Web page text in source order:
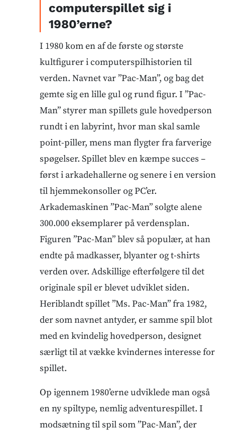
computerspillet sig i
1980’erne?
I 1980 kom en af de første og største
kultfigurer i computerspilhistorien til
verden. Navnet var ”Pac-Man”, og bag det
gemte sig en lille gul og rund figur. I ”Pac-
Man” styrer man spillets gule hovedperson
rundt i en labyrint, hvor man skal samle
point-piller, mens man flygter fra farverige
spøgelser. Spillet blev en kæmpe succes –
først i arkadehallerne og senere i en version
til hjemmekonsoller og PC’er.
Arkademaskinen ”Pac-Man” solgte alene
300.000 eksemplarer på verdensplan.
Figuren ”Pac-Man” blev så populær, at han
endte på madkasser, blyanter og t-shirts
verden over. Adskillige efterfølgere til det
originale spil er blevet udviklet siden.
Heriblandt spillet ”Ms. Pac-Man” fra 1982,
der som navnet antyder, er samme spil blot
med en kvindelig hovedperson, designet
særligt til at vække kvindernes interesse for
spillet.
Op igennem 1980’erne udviklede man også
en ny spiltype, nemlig adventurespillet. I
modsætning til spil som ”Pac-Man”, der